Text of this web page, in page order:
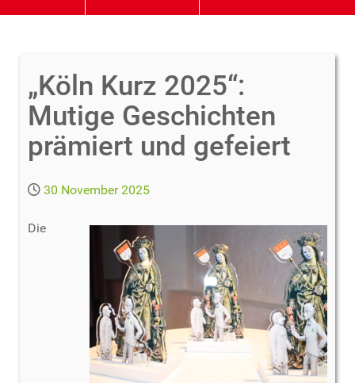
„Köln Kurz 2025“:
Mutige Geschichten
prämiert und gefeiert
30 November 2025
Die